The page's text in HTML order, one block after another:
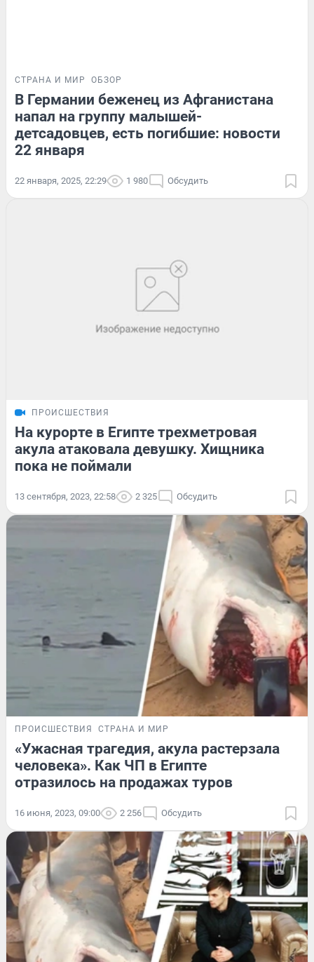
СТРАНА И МИР ОБЗОР
В Германии беженец из Афганистана
напал на группу малышей-
детсадовцев, есть погибшие: новости
22 января
22 января, 2025, 22:29 1 980 Обсудить
ПРОИСШЕСТВИЯ
На курорте в Египте трехметровая
акула атаковала девушку. Хищника
пока не поймали
13 сентября, 2023, 22:58 2 325 Обсудить
ПРОИСШЕСТВИЯ СТРАНА И МИР
«Ужасная трагедия, акула растерзала
человека». Как ЧП в Египте
отразилось на продажах туров
16 июня, 2023, 09:00 2 256 Обсудить